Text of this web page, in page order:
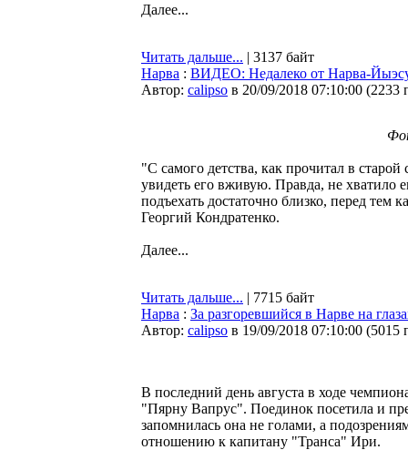
Далее...
Читать дальше... | 3137 байт
Нарва : ВИДЕО: Недалеко от Нарва-
Автор: calipso в 20/09/2018 07:10:00 (2233
"С самого детства, как прочитал в
увидеть его вживую. Правда, не хватило
подъехать достаточно близко, перед тем
Георгий Кондратенко.
Далее...
Читать дальше... | 7715 байт
Нарва : За разгоревшийся в Нарве на
Автор: calipso в 19/09/2018 07:10:00 (5015
В последний день августа в ходе
"Пярну Вапрус". Поединок посетила и
запомнилась она не голами, а
отношению к капитану "Транса" Ири.